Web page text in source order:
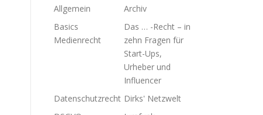
Allgemein
Archiv
Basics
Medienrecht
Das … -Recht – in
zehn Fragen für
Start-Ups,
Urheber und
Influencer
Datenschutzrecht Dirks' Netzwelt